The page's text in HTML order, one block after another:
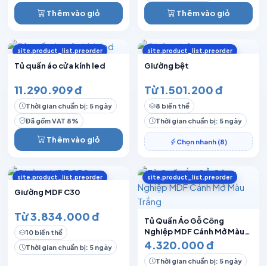
Thêm vào giỏ Thêm vào giỏ
site.product_list.preorder
Tủ quần áo cửa kính led
11.290.909 đ
Thời gian chuẩn bị: 5 ngày
Đã gồm VAT 8%
Thêm vào giỏ
site.product_list.preorder
Giường bệt
Từ 1.501.200 đ
8 biến thể
Thời gian chuẩn bị: 5 ngày
Chọn nhanh (8)
site.product_list.preorder
Giường MDF C30
Từ 3.834.000 đ
10 biến thể
Thời gian chuẩn bị: 5 ngày
site.product_list.preorder
Tủ Quần Áo Gỗ Công
Nghiệp MDF Cánh Mở Màu
Trắng
4.320.000 đ
Thời gian chuẩn bị: 5 ngày